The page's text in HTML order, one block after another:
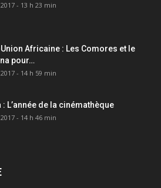
- 13 h 23 min
Africaine : Les Comores et le
pour…
- 14 h 59 min
: L’année de la cinémathèque
- 14 h 46 min